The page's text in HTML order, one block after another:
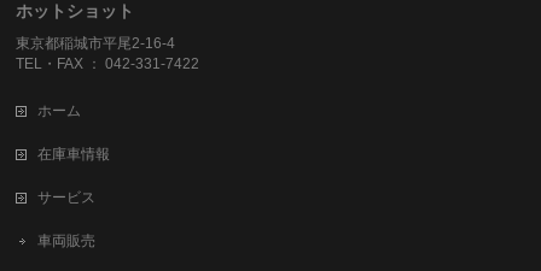
ホットショット
東京都稲城市平尾2-16-4
TEL・FAX ： 042-331-7422
ホーム
在庫車情報
サービス
車両販売